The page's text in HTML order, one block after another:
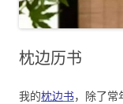
枕边历书
我的枕边书，除了常